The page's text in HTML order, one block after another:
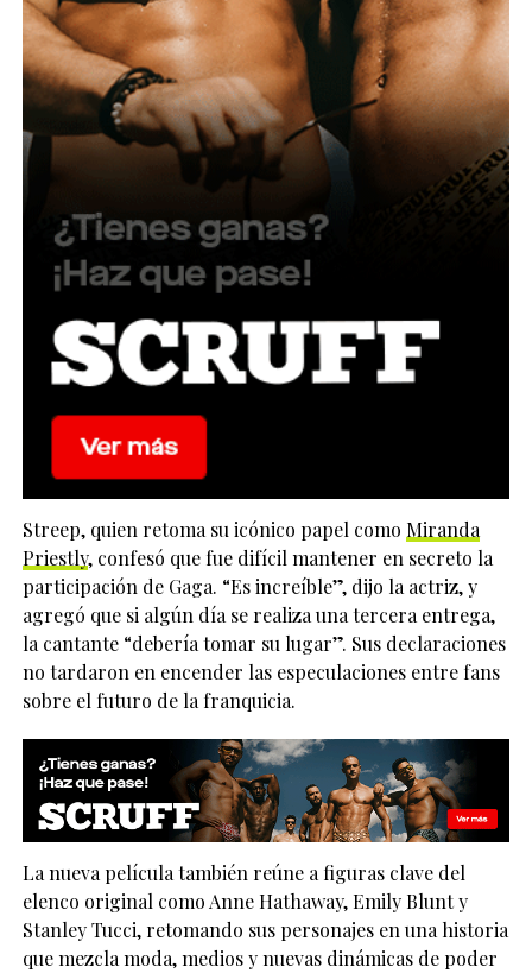
Streep, quien retoma su icónico papel como Miranda
Priestly, confesó que fue difícil mantener en secreto la
participación de Gaga. “Es increíble”, dijo la actriz, y
agregó que si algún día se realiza una tercera entrega,
la cantante “debería tomar su lugar”. Sus declaraciones
no tardaron en encender las especulaciones entre fans
sobre el futuro de la franquicia.
La nueva película también reúne a figuras clave del
elenco original comoAnne Hathaway,Emily Blunty
Stanley Tucci, retomando sus personajes en una historia
que mezcla moda, medios y nuevas dinámicas de poder